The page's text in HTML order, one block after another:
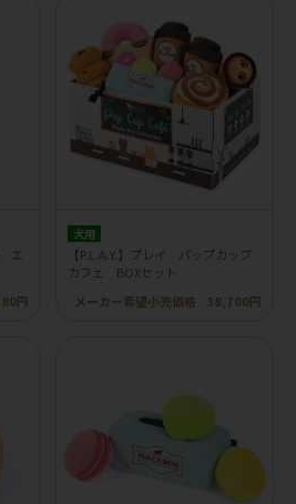
エ
円
犬用
【P.L.A.Y.】プレイ パップカップ
カフェ BOXセット
メーカー希望小売価格
38,700円